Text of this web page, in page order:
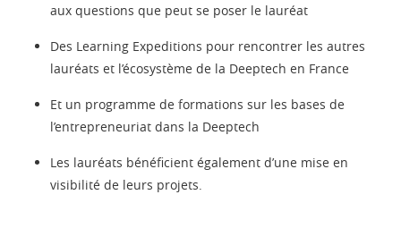
aux questions que peut se poser le lauréat
Des Learning Expeditions pour rencontrer les autres
lauréats et l’écosystème de la Deeptech en France
Et un programme de formations sur les bases de
l’entrepreneuriat dans la Deeptech
Les lauréats bénéficient également d’une mise en
visibilité de leurs projets.